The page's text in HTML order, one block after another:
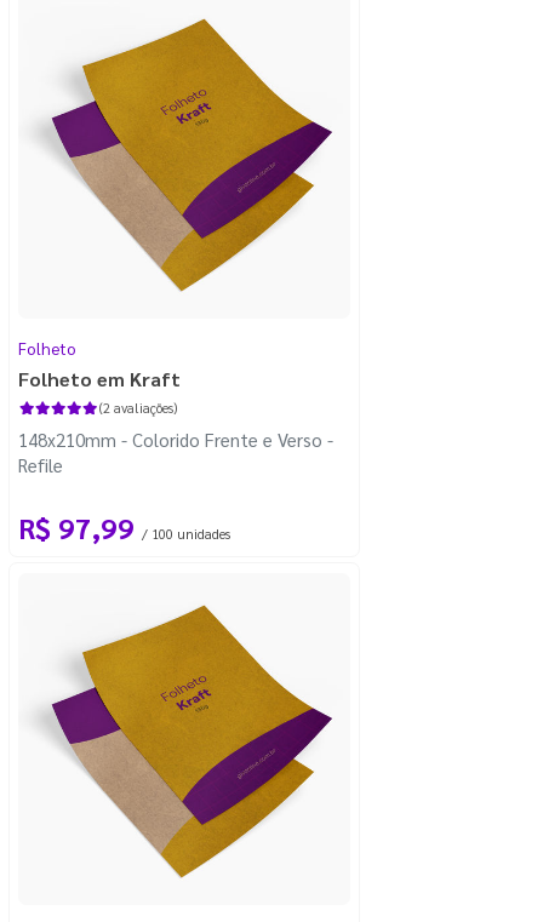
Folheto
Folheto em Kraft
(2 avaliações)
148x210mm - Colorido Frente e Verso -
Refile
R$ 97,99 / 100 unidades